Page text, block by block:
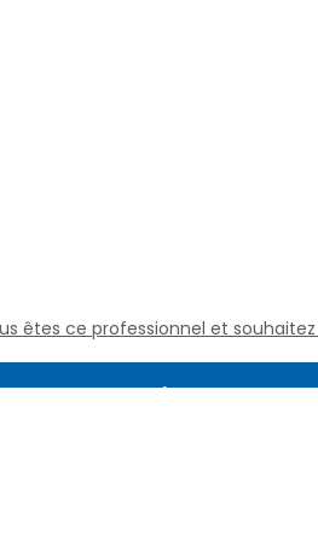
êtes ce professionnel et
Assistance